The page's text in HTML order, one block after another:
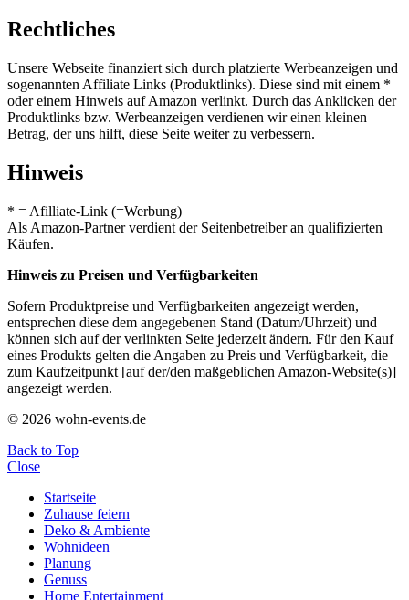
Rechtliches
Unsere Webseite finanziert sich durch platzierte Werbeanzeigen und
sogenannten Affiliate Links (Produktlinks). Diese sind mit einem *
oder einem Hinweis auf Amazon verlinkt. Durch das Anklicken der
Produktlinks bzw. Werbeanzeigen verdienen wir einen kleinen
Betrag, der uns hilft, diese Seite weiter zu verbessern.
Hinweis
* = Afilliate-Link (=Werbung)
Als Amazon-Partner verdient der Seitenbetreiber an qualifizierten
Käufen.
Hinweis zu Preisen und Verfügbarkeiten
Sofern Produktpreise und Verfügbarkeiten angezeigt werden,
entsprechen diese dem angegebenen Stand (Datum/Uhrzeit) und
können sich auf der verlinkten Seite jederzeit ändern. Für den Kauf
eines Produkts gelten die Angaben zu Preis und Verfügbarkeit, die
zum Kaufzeitpunkt [auf der/den maßgeblichen Amazon-Website(s)]
angezeigt werden.
© 2026 wohn-events.de
Back to Top
Close
Startseite
Zuhause feiern
Deko & Ambiente
Wohnideen
Planung
Genuss
Home Entertainment